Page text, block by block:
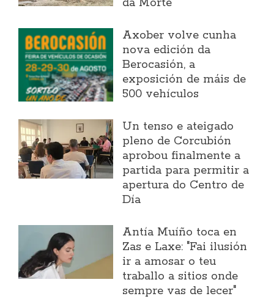
da Morte
Axober volve cunha
nova edición da
Berocasión, a
exposición de máis de
500 vehículos
Un tenso e ateigado
pleno de Corcubión
aprobou finalmente a
partida para permitir a
apertura do Centro de
Día
Antía Muíño toca en
Zas e Laxe: "Fai ilusión
ir a amosar o teu
traballo a sitios onde
sempre vas de lecer"